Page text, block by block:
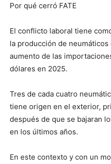
Por qué cerró FATE
El conflicto laboral tiene
la producción de
aumento de las
dólares en 2025.
Tres de cada cuatro
tiene origen en el exterior,
después de que se bajaran
en los últimos años.
En este contexto y con un